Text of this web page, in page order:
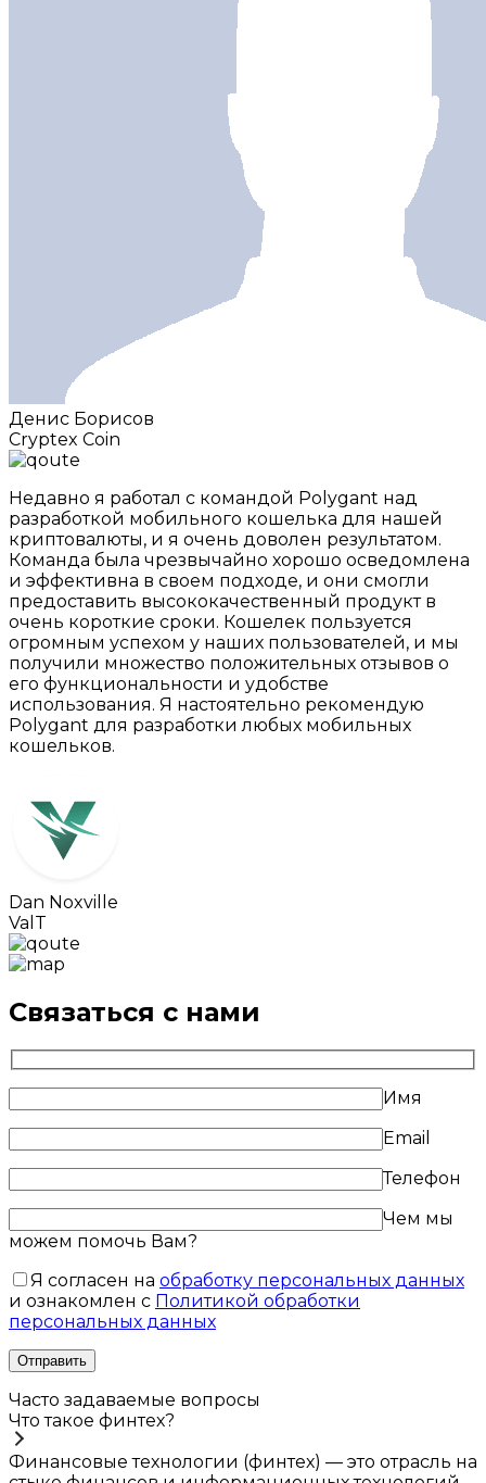
Денис Борисов
Cryptex Coin
Недавно я работал с командой Polygant над
разработкой мобильного кошелька для нашей
криптовалюты, и я очень доволен результатом.
Команда была чрезвычайно хорошо осведомлена
и эффективна в своем подходе, и они смогли
предоставить высококачественный продукт в
очень короткие сроки. Кошелек пользуется
огромным успехом у наших пользователей, и мы
получили множество положительных отзывов о
его функциональности и удобстве
использования. Я настоятельно рекомендую
Polygant для разработки любых мобильных
кошельков.
Dan Noxville
ValT
Связаться с нами
Имя
Email
Телефон
Чем мы
можем помочь Вам?
Я согласен на обработку персональных данных
и ознакомлен с Политикой обработки
персональных данных
Часто задаваемые вопросы
Что такое финтех?
Финансовые технологии (финтех) — это отрасль на